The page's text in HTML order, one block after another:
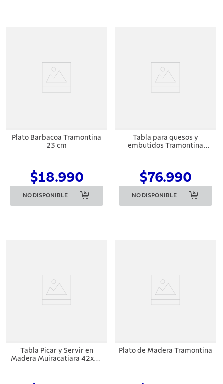
Plato Barbacoa Tramontina
23 cm
$18.990
NO DISPONIBLE
Tabla para quesos y
embutidos Tramontina
$76.990
NO DISPONIBLE
Tabla Picar y Servir en
Madera Muiracatiara 42x29
Plato de Madera Tramontina